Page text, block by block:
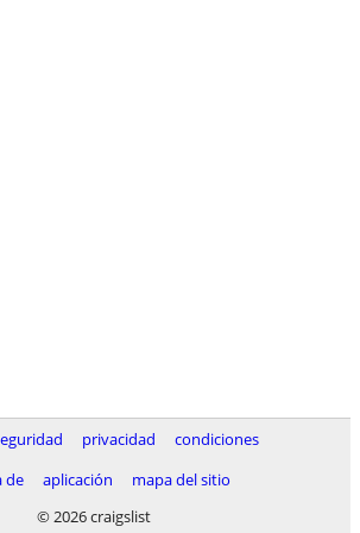
privacidad
condiciones
de
aplicación
mapa del sitio
© 2026 craigslist